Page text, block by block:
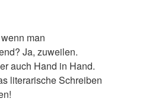
man
Ja, zuweilen.
auch Hand in Hand.
literarische Schreiben